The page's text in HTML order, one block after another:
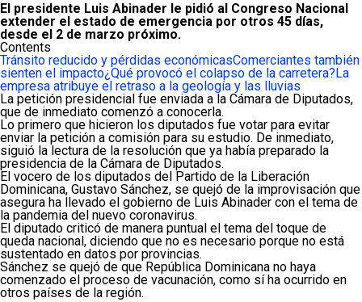
El presidente Luis Abinader le pidió al Congreso Nacional
extender el estado de emergencia por otros 45 días,
desde el 2 de marzo próximo.
Contents
Tránsito reducido y pérdidas económicasComerciantes también
sienten el impacto¿Qué provocó el colapso de la carretera? La
empresa atribuye el retraso a la geología y las lluvias
La petición presidencial fue enviada a la Cámara de Diputados,
que de inmediato comenzó a conocerla.
Lo primero que hicieron los diputados fue votar para evitar
enviar la petición a comisión para su estudio. De inmediato,
siguió la lectura de la resolución que ya había preparado la
presidencia de la Cámara de Diputados.
El vocero de los diputados del Partido de la Liberación
Dominicana, Gustavo Sánchez, se quejó de la improvisación que
asegura ha llevado el gobierno de Luis Abinader con el tema de
la pandemia del nuevo coronavirus.
El diputado criticó de manera puntual el tema del toque de
queda nacional, diciendo que no es necesario porque no está
sustentado en datos por provincias.
Sánchez se quejó de que República Dominicana no haya
comenzado el proceso de vacunación, como sí ha ocurrido en
otros países de la región.